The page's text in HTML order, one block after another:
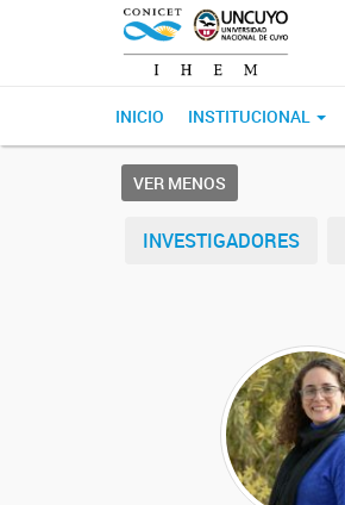
INICIO INSTITUCIONAL
VER MENOS
INVESTIGADORES